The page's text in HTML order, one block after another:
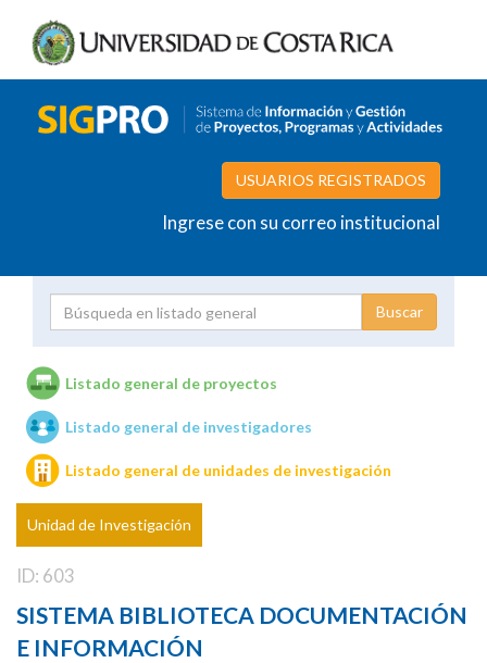
USUARIOS REGISTRADOS
Ingrese con su correo institucional
Unidades de investigación
Listado general de proyectos
Listado general de investigadores
Listado general de unidades de investigación
Unidad de Investigación
ID: 603
SISTEMA BIBLIOTECA DOCUMENTACIÓN
E INFORMACIÓN